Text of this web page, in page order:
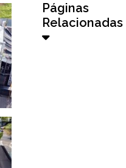
Páginas
Relacionadas